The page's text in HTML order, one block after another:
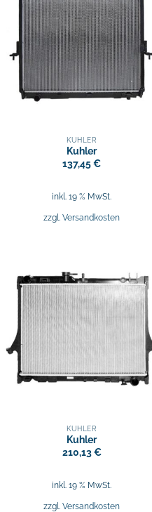
KÜHLER
Kuhler
137,45€
inkl. 19 % MwSt.
zzgl.Versandkosten
KÜHLER
Kuhler
210,13€
inkl. 19 % MwSt.
zzgl.Versandkosten